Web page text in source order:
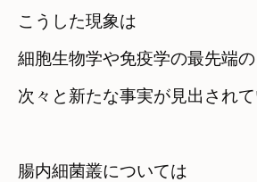
こうした現象は
細胞生物学や免疫学の最先端
次々と新たな事実が見出され
腸内細菌叢については